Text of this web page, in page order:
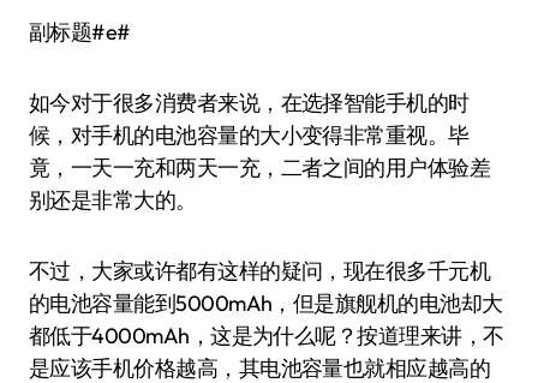
副标题#e#
如今对于很多消费者来说，在选择智能手机的时
候，对手机的电池容量的大小变得非常重视。毕
竟，一天一充和两天一充，二者之间的用户体验差
别还是非常大的。
不过，大家或许都有这样的疑问，现在很多千元机
的电池容量能到5000mAh，但是旗舰机的电池却大
都低于4000mAh，这是为什么呢？按道理来讲，不
是应该手机价格越高，其电池容量也就相应越高的